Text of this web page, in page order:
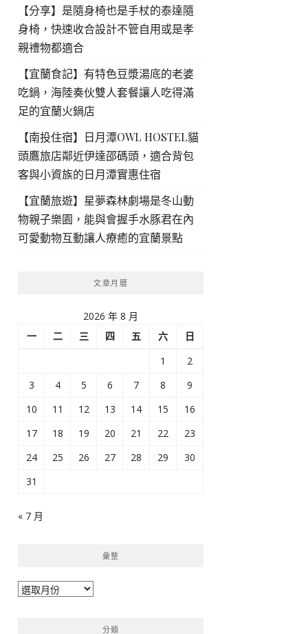
【分享】是隨身椅也是手杖的泰達隨
身椅，快速收合設計不管自用或是孝
親禮物都適合
【宜蘭食記】有特色豆漿湯底的老婆
吃鍋，海陸奏伙雙人套餐讓人吃得滿
足的宜蘭火鍋店
【南投住宿】日月潭OWL HOSTEL貓
頭鷹旅店鄰近伊達邵碼頭，適合背包
客與小資族的日月潭實惠住宿
【宜蘭旅遊】星夢森林劇場是冬山動
物親子樂園，能與會握手水豚君在內
可愛動物互動讓人療癒的宜蘭景點
文章月曆
2026 年 8 月
一
二 三 四 五 六
日
1
2
3
4 5 6 7 8
9
10
11 12 13 14 15
16
17
18 19 20 21 22
23
24
25 26 27 28 29
30
31
« 7 月
彙整
彙
分類